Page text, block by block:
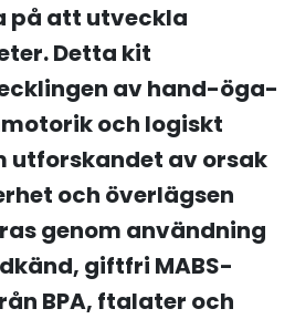
på att utveckla
Detta kit
av hand-öga-
och logiskt
utforskandet av orsak
och överlägsen
genom användning
giftfri MABS-
BPA, ftalater och